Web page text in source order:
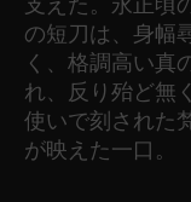
支えた。永正頃
の短刀は、身幅
く、格調高い真
れ、反り殆ど無
使いで刻された
が映えた一口。